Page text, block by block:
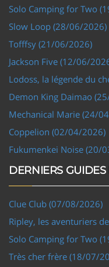
Solo Camping for Two
Slow Loop (28/06/2026)
Tofffsy (21/06/2026)
Jackson Five (12/06/
Lodoss, la légende du
Demon King Daimao
Mechanical Marie (24/
Coppelion (02/04/2026)
Fukumenkei Noise (20/
DERNIERS
Clue Club (07/08/2026)
Ripley, les aventuriers
Solo Camping for Two
Très cher frère (18/07/